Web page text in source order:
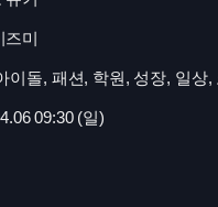
즈미
이돌, 패션, 학원, 성장, 일상,
09:30 (일)